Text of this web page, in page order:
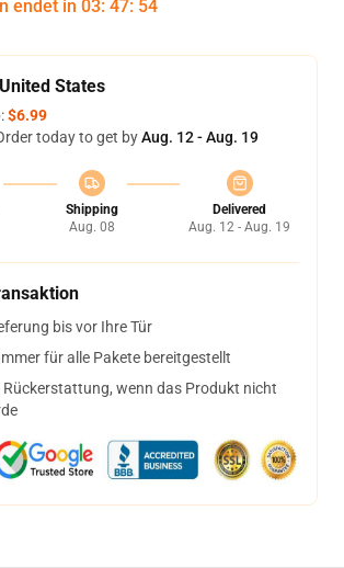
endet in 03: 47: 53
States
$6.99
today to get byAug. 12 - Aug. 19
Shipping
Aug. 08
Delivered
Aug. 12 - Aug. 19
bis vor Ihre Tür
für alle Pakete bereitgestellt
wenn das Produkt nicht